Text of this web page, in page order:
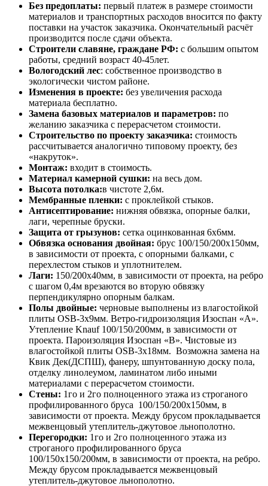
Без предоплаты: первый платеж в размере стоимости
материалов и транспортных расходов вносится по факту
поставки на участок заказчика. Окончательный расчёт
производится после сдачи объекта.
Строители славяне, граждане РФ: с большим опытом
работы, средний возраст 40-45лет.
Вологодский лес: собственное производство в
экологически чистом районе.
Изменения в проекте: без увеличения расхода
материала бесплатно.
Замена базовых материалов и параметров: по
желанию заказчика с перерасчетом стоимости.
Строительство по проекту заказчика: стоимость
рассчитывается аналогично типовому проекту, без
«накруток».
Монтаж: входит в стоимость.
Материал камерной сушки: на весь дом.
Высота потолка:в чистоте 2,6м.
Мембранные пленки: с проклейкой стыков.
Антисептирование: нижняя обвязка, опорные балки,
лаги, черепные бруски.
Защита от грызунов: сетка оцинкованная 6х6мм.
Обвязка основания двойная: брус 100/150/200х150мм,
в зависимости от проекта, с опорными балками, с
перехлестом стыков и уплотнителем.
Лаги: 150/200х40мм, в зависимости от проекта, на ребро
с шагом 0,4м врезаются во вторую обвязку
перпендикулярно опорным балкам.
Полы двойные: черновые выполнены из влагостойкой
плиты OSB-3х9мм. Ветро-гидроизоляция Изоспан «А».
Утепление Knauf 100/150/200мм, в зависимости от
проекта. Пароизоляция Изоспан «В». Чистовые из
влагостойкой плиты OSB-3х18мм. Возможна замена на
Квик Дек(ДСПШ), фанеру, шпунтованную доску пола,
отделку линолеумом, ламинатом либо иными
материалами с перерасчетом стоимости.
Стены: 1го и 2го полноценного этажа из строганого
профилированного бруса 100/150/200х150мм, в
зависимости от проекта. Между брусом прокладывается
межвенцовый утеплитель-джутовое льнополотно.
Перегородки: 1го и 2го полноценного этажа из
строганого профилированного бруса
100/150х150/200мм, в зависимости от проекта, на ребро.
Между брусом прокладывается межвенцовый
утеплитель-джутовое льнополотно.